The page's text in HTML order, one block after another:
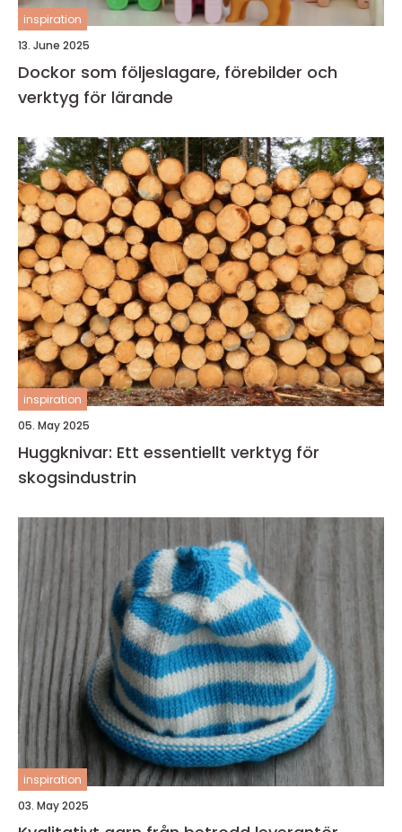
inspiration
13. June 2025
Dockor som följeslagare, förebilder och
verktyg för lärande
inspiration
05. May 2025
Huggknivar: Ett essentiellt verktyg för
skogsindustrin
inspiration
03. May 2025